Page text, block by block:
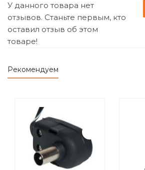
У данного товара нет
отзывов. Станьте первым, кто
оставил отзыв об этом
товаре!
Рекомендуем